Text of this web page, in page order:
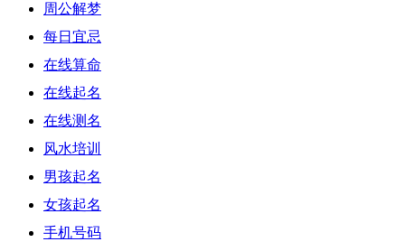
周公解梦
每日宜忌
在线算命
在线起名
在线测名
风水培训
男孩起名
女孩起名
手机号码